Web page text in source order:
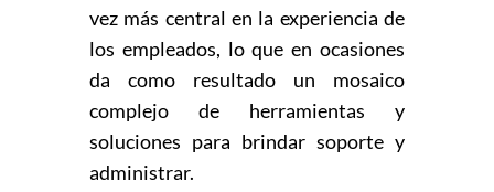
vez más central en la experiencia de
los empleados, lo que en ocasiones
da como resultado un mosaico
complejo de herramientas y
soluciones para brindar soporte y
administrar.